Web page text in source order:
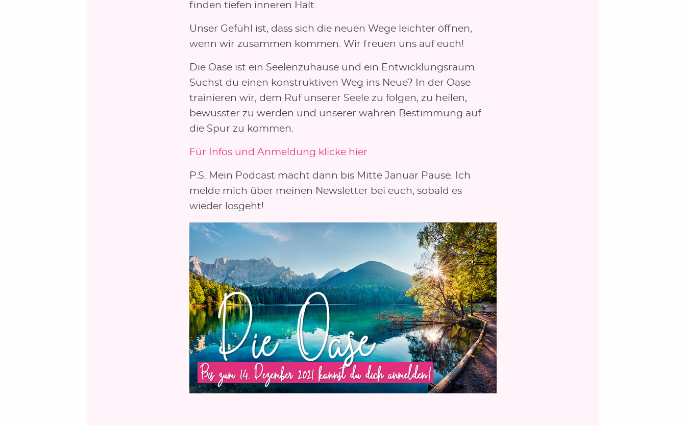
finden tiefen inneren Halt.
Unser Gefühl ist, dass sich die neuen Wege leichter öffnen,
wenn wir zusammen kommen. Wir freuen uns auf euch!
Die Oase ist ein Seelenzuhause und ein Entwicklungsraum.
Suchst du einen konstruktiven Weg ins Neue? In der Oase
trainieren wir, dem Ruf unserer Seele zu folgen, zu heilen,
bewusster zu werden und unserer wahren Bestimmung auf
die Spur zu kommen.
Für Infos und Anmeldung klicke hier
P.S. Mein Podcast macht dann bis Mitte Januar Pause. Ich
melde mich über meinen Newsletter bei euch, sobald es
wieder losgeht!